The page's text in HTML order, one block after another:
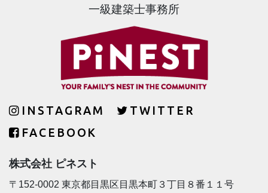
一級建築士事務所
INSTAGRAM
TWITTER
FACEBOOK
株式会社 ピネスト
〒152-0002 東京都目黒区目黒本町３丁目８番１１号